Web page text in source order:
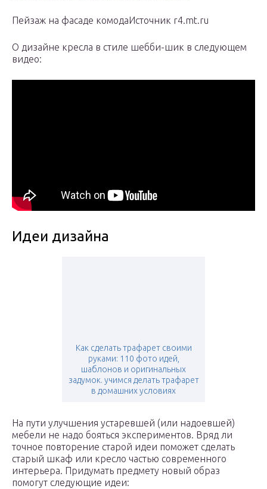
Пейзаж на фасаде комодаИсточник r4.mt.ru
О дизайне кресла в стиле шебби-шик в следующем
видео:
Идеи дизайна
Как сделать трафарет своими
руками: 110 фото идей,
шаблонов и оригинальных
задумок. учимся делать трафарет
в домашних условиях
На пути улучшения устаревшей (или надоевшей)
мебели не надо бояться экспериментов. Вряд ли
точное повторение старой идеи поможет сделать
старый шкаф или кресло частью современного
интерьера. Придумать предмету новый образ
помогут следующие идеи: